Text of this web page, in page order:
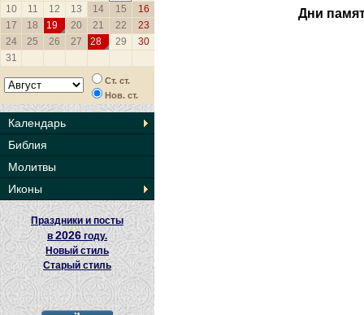
10
11 12 13 14 15
16
17
18 19 20 21 22
23
24
25 26 27 28 29
30
31
Ст. ст.
Нов. ст.
Календарь
Библия
Молитвы
Иконы
Праздники и посты
в2026 году.
Новый стиль
Старый стиль
Дни